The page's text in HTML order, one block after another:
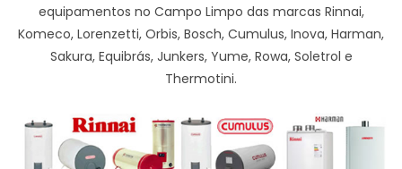
equipamentos no Campo Limpo das marcas Rinnai,
Komeco, Lorenzetti, Orbis, Bosch, Cumulus, Inova, Harman,
Sakura, Equibrás, Junkers, Yume, Rowa, Soletrol e
Thermotini.